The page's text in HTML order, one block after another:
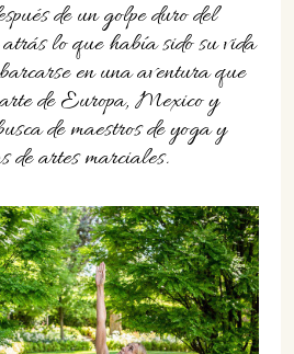
de un golpe duro del
atrás lo que había sido su vida
en una aventura que
de Europa, Mexico y
de maestros de yoga y
de artes marciales.